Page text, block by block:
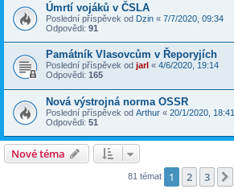
Úmrtí vojáků v ČSLA
Poslední příspěvek od Dzin « 7/7/2020, 09:34
Odpovědi: 91
Památník Vlasovcům v Řeporyjích
Poslední příspěvek od jarl « 4/6/2020, 19:14
Odpovědi: 165
Nová výstrojná norma OSSR
Poslední příspěvek od Arthur « 20/1/2020, 18:41
Odpovědi: 51
Nové téma
81 témat 1 2 3